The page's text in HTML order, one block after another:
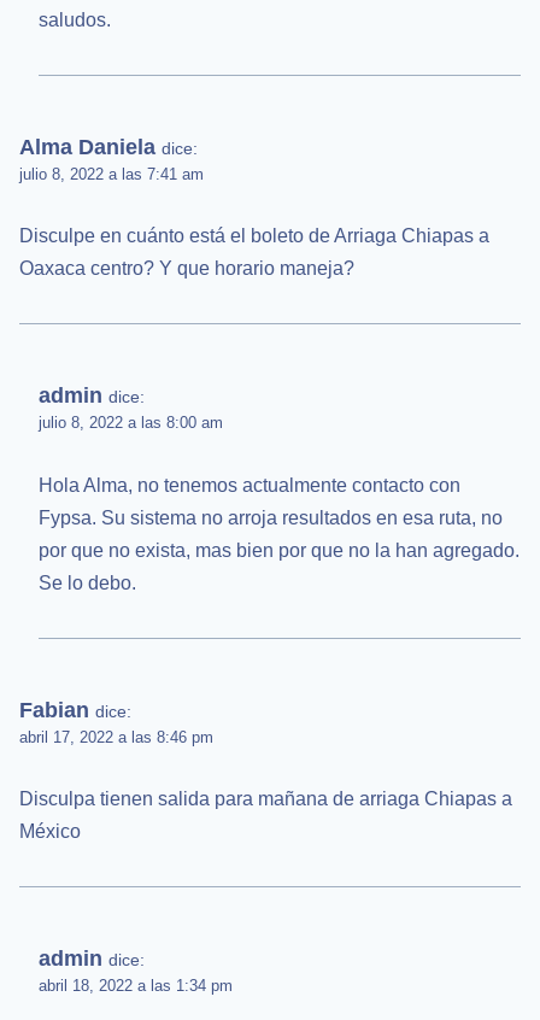
saludos.
Alma Daniela dice:
julio 8, 2022 a las 7:41 am
Disculpe en cuánto está el boleto de Arriaga Chiapas a
Oaxaca centro? Y que horario maneja?
admin dice:
julio 8, 2022 a las 8:00 am
Hola Alma, no tenemos actualmente contacto con
Fypsa. Su sistema no arroja resultados en esa ruta, no
por que no exista, mas bien por que no la han agregado.
Se lo debo.
Fabian dice:
abril 17, 2022 a las 8:46 pm
Disculpa tienen salida para mañana de arriaga Chiapas a
México
admin dice:
abril 18, 2022 a las 1:34 pm